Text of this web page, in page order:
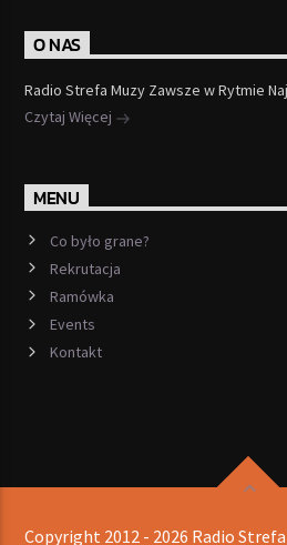
O NAS
Radio Strefa Muzy Zawsze w Rytmie
Czytaj Więcej
MENU
Co było grane?
Rekrutacja
Ramówka
Events
Kontakt
Copyright 2012 - 2026 Radio